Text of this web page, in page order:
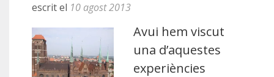
escrit el 10 agost 2013
Avui hem viscut
una d’aquestes
experiències